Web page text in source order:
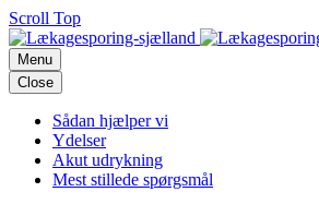
Scroll Top
Menu
Close
Sådan hjælper vi
Ydelser
Akut udrykning
Mest stillede spørgsmål